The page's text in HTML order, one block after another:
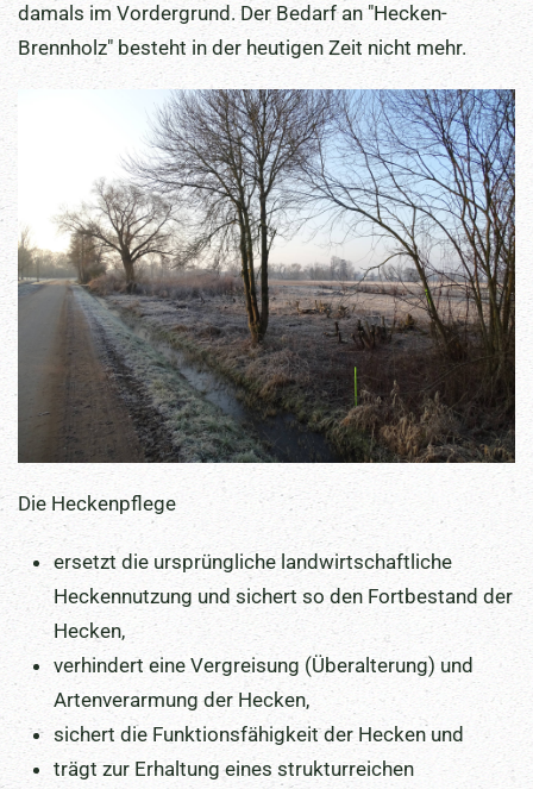
damals im Vordergrund. Der Bedarf an "Hecken-
Brennholz" besteht in der heutigen Zeit nicht mehr.
Die Heckenpflege
ersetzt die ursprüngliche landwirtschaftliche
Heckennutzung und sichert so den Fortbestand der
Hecken,
verhindert eine Vergreisung (Überalterung) und
Artenverarmung der Hecken,
sichert die Funktionsfähigkeit der Hecken und
trägt zur Erhaltung eines strukturreichen